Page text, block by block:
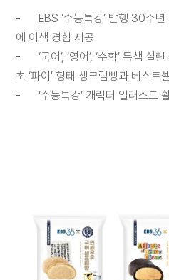
랜
드
스
토
리
인
-
EBS ‘수능특강’ 발행 30주
에 이색 경험 제공
-
‘국어’, ‘영어’, ‘수학’ 특색
초 ‘파이’ 형태 생크림빵과 베스트
-
‘수능특강’ 캐릭터 일러스트